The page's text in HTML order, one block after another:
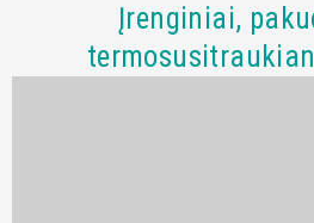
Įrenginiai,